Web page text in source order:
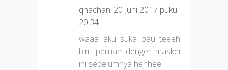
qhachan 20 Juni 2017 pukul
20.34
waaa aku suka bau teeeh.
blm pernah denger masker
ini sebelumnya hehhee